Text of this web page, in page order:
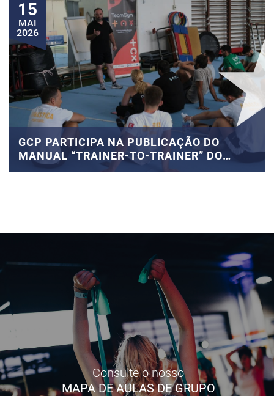
15
MAI
2026
GCP PARTICIPA NA PUBLICAÇÃO DO
MANUAL “TRAINER-TO-TRAINER” DO
PROJETO EUROPEU TEAMGYM4HEALTH
Consulte o nosso
MAPA DE AULAS DE GRUPO